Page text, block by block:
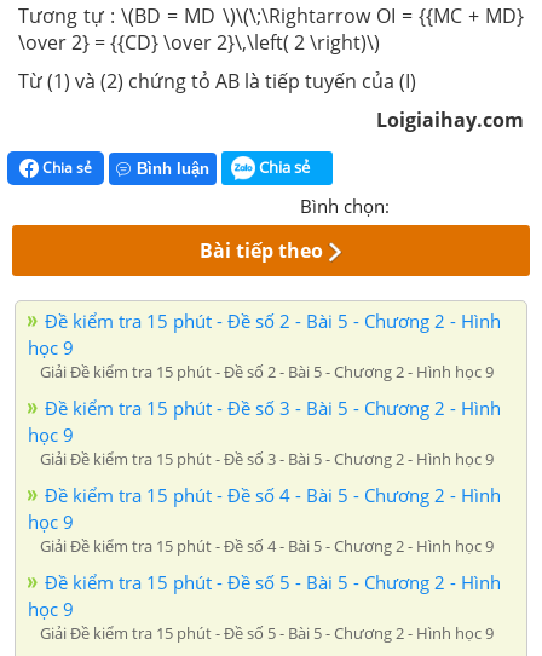
Tương tự : \(BD = MD \)\(\;\Rightarrow OI = {{MC + MD}
\over 2} = {{CD} \over 2}\,\left( 2 \right)\)
Từ (1) và (2) chứng tỏ AB là tiếp tuyến của (I)
Loigiaihay.com
Chia sẻ Bình luận Chia sẻ
Bình chọn:
Bài tiếp theo
Đề kiểm tra 15 phút - Đề số 2 - Bài 5 - Chương 2 - Hình
học 9
Giải Đề kiểm tra 15 phút - Đề số 2 - Bài 5 - Chương 2 - Hình học 9
Đề kiểm tra 15 phút - Đề số 3 - Bài 5 - Chương 2 - Hình
học 9
Giải Đề kiểm tra 15 phút - Đề số 3 - Bài 5 - Chương 2 - Hình học 9
Đề kiểm tra 15 phút - Đề số 4 - Bài 5 - Chương 2 - Hình
học 9
Giải Đề kiểm tra 15 phút - Đề số 4 - Bài 5 - Chương 2 - Hình học 9
Đề kiểm tra 15 phút - Đề số 5 - Bài 5 - Chương 2 - Hình
học 9
Giải Đề kiểm tra 15 phút - Đề số 5 - Bài 5 - Chương 2 - Hình học 9